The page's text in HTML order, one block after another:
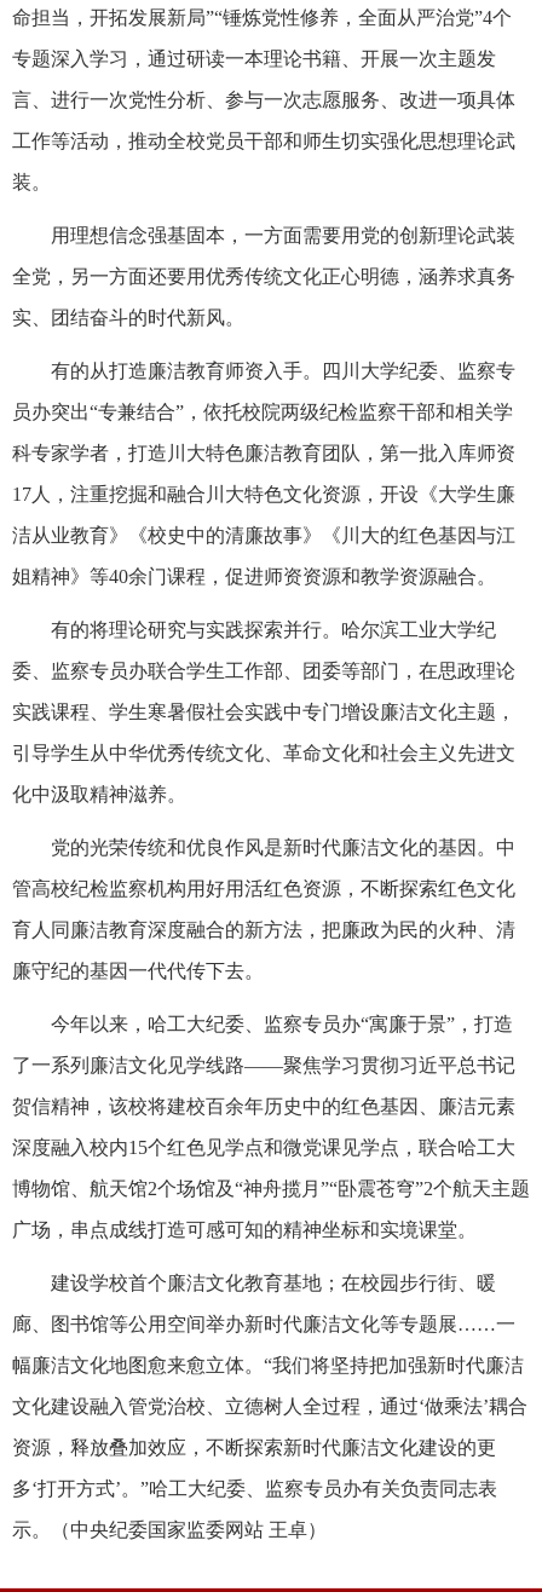
命担当，开拓发展新局”“锤炼党性修养，全面从严治党”4个
专题深入学习，通过研读一本理论书籍、开展一次主题发
言、进行一次党性分析、参与一次志愿服务、改进一项具体
工作等活动，推动全校党员干部和师生切实强化思想理论武
装。
用理想信念强基固本，一方面需要用党的创新理论武装
全党，另一方面还要用优秀传统文化正心明德，涵养求真务
实、团结奋斗的时代新风。
有的从打造廉洁教育师资入手。四川大学纪委、监察专
员办突出“专兼结合”，依托校院两级纪检监察干部和相关学
科专家学者，打造川大特色廉洁教育团队，第一批入库师资
17人，注重挖掘和融合川大特色文化资源，开设《大学生廉
洁从业教育》《校史中的清廉故事》《川大的红色基因与江
姐精神》等40余门课程，促进师资资源和教学资源融合。
有的将理论研究与实践探索并行。哈尔滨工业大学纪
委、监察专员办联合学生工作部、团委等部门，在思政理论
实践课程、学生寒暑假社会实践中专门增设廉洁文化主题，
引导学生从中华优秀传统文化、革命文化和社会主义先进文
化中汲取精神滋养。
党的光荣传统和优良作风是新时代廉洁文化的基因。中
管高校纪检监察机构用好用活红色资源，不断探索红色文化
育人同廉洁教育深度融合的新方法，把廉政为民的火种、清
廉守纪的基因一代代传下去。
今年以来，哈工大纪委、监察专员办“寓廉于景”，打造
了一系列廉洁文化见学线路——聚焦学习贯彻习近平总书记
贺信精神，该校将建校百余年历史中的红色基因、廉洁元素
深度融入校内15个红色见学点和微党课见学点，联合哈工大
博物馆、航天馆2个场馆及“神舟揽月”“卧震苍穹”2个航天主题
广场，串点成线打造可感可知的精神坐标和实境课堂。
建设学校首个廉洁文化教育基地；在校园步行街、暖
廊、图书馆等公用空间举办新时代廉洁文化等专题展……一
幅廉洁文化地图愈来愈立体。“我们将坚持把加强新时代廉洁
文化建设融入管党治校、立德树人全过程，通过‘做乘法’耦合
资源，释放叠加效应，不断探索新时代廉洁文化建设的更
多‘打开方式’。”哈工大纪委、监察专员办有关负责同志表
示。（中央纪委国家监委网站 王卓）